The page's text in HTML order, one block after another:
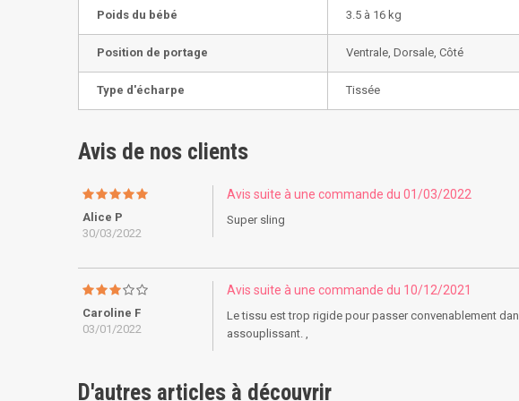
Poids du bébé 3.5 à 16 kg
Position de portage Ventrale, Dorsale, Côté
Type d'écharpe Tissée
Avis de nos clients
Alice P
30/03/2022
Avis suite à une commande du 01/03/2022
Super sling
Caroline F
03/01/2022
Avis suite à une commande du 10/12/2021
Le tissu est trop rigide pour passer convenablement
assouplissant. ,
D'autres articles à découvrir